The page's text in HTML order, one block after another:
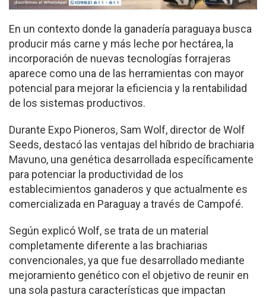
En un contexto donde la ganadería paraguaya busca
producir más carne y más leche por hectárea, la
incorporación de nuevas tecnologías forrajeras
aparece como una de las herramientas con mayor
potencial para mejorar la eficiencia y la rentabilidad
de los sistemas productivos.
Durante Expo Pioneros, Sam Wolf, director de Wolf
Seeds, destacó las ventajas del híbrido de brachiaria
Mavuno, una genética desarrollada específicamente
para potenciar la productividad de los
establecimientos ganaderos y que actualmente es
comercializada en Paraguay a través de Campofé.
Según explicó Wolf, se trata de un material
completamente diferente a las brachiarias
convencionales, ya que fue desarrollado mediante
mejoramiento genético con el objetivo de reunir en
una sola pastura características que impactan